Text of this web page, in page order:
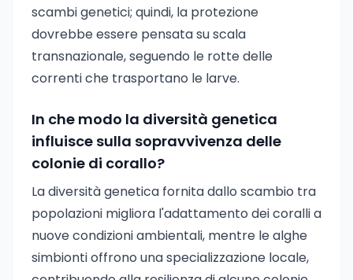
scambi genetici; quindi, la protezione
dovrebbe essere pensata su scala
transnazionale, seguendo le rotte delle
correnti che trasportano le larve.
In che modo la diversità genetica
influisce sulla sopravvivenza delle
colonie di corallo?
La diversità genetica fornita dallo scambio tra
popolazioni migliora l'adattamento dei coralli a
nuove condizioni ambientali, mentre le alghe
simbionti offrono una specializzazione locale,